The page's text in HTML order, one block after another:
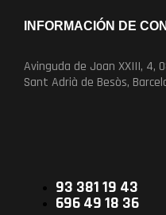
INFORMACIÓN DE
Avinguda de Joan XXIII, 4,
Sant Adrià de Besòs,
93 381 19 43
696 49 18 36